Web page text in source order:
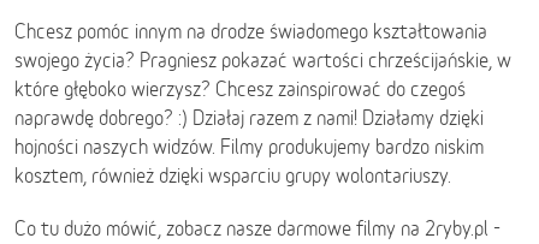
Chcesz pomóc innym na drodze świadomego kształtowania
swojego życia? Pragniesz pokazać wartości chrześcijańskie, w
które głęboko wierzysz? Chcesz zainspirować do czegoś
naprawdę dobrego? :) Działaj razem z nami! Działamy dzięki
hojności naszych widzów. Filmy produkujemy bardzo niskim
kosztem, również dzięki wsparciu grupy wolontariuszy.
Co tu dużo mówić, zobacz nasze darmowe filmy na 2ryby.pl -